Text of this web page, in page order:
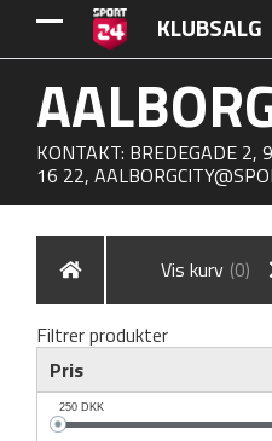
KLUBSALG
KONTAKT: BREDEGADE 2,
16 22,
Vis kurv (0)
Filtrer produkter
Pris
250 DKK